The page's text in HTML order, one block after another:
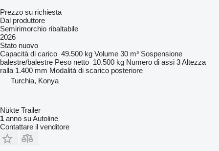
Prezzo su richiesta
Dal produttore
Semirimorchio ribaltabile
2026
Stato nuovo
Capacità di carico 49.500 kg Volume 30 m³ Sospensione
balestre/balestre Peso netto 10.500 kg Numero di assi 3Altezza
ralla 1.400 mm Modalità di scarico posteriore
Turchia, Konya
Nükte Trailer
1 anno su Autoline
Contattare il venditore